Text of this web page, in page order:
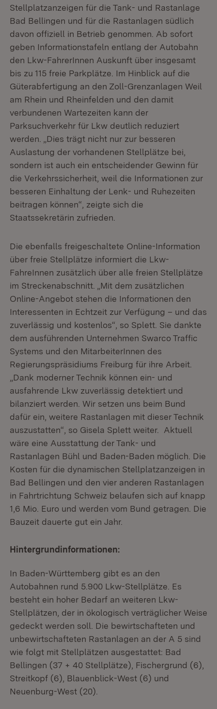
Stellplatzanzeigen für die Tank- und Rastanlage
Bad Bellingen und für die Rastanlagen südlich
davon offiziell in Betrieb genommen. Ab sofort
geben Informationstafeln entlang der Autobahn
den Lkw-FahrerInnen Auskunft über insgesamt
bis zu 115 freie Parkplätze. Im Hinblick auf die
Güterabfertigung an den Zoll-Grenzanlagen Weil
am Rhein und Rheinfelden und den damit
verbundenen Wartezeiten kann der
Parksuchverkehr für Lkw deutlich reduziert
werden. „Dies trägt nicht nur zur besseren
Auslastung der vorhandenen Stellplätze bei,
sondern ist auch ein entscheidender Gewinn für
die Verkehrssicherheit, weil die Informationen zur
besseren Einhaltung der Lenk- und Ruhezeiten
beitragen können“, zeigte sich die
Staatssekretärin zufrieden.
Die ebenfalls freigeschaltete Online-Information
über freie Stellplätze informiert die Lkw-
FahreInnen zusätzlich über alle freien Stellplätze
im Streckenabschnitt. „Mit dem zusätzlichen
Online-Angebot stehen die Informationen den
Interessenten in Echtzeit zur Verfügung – und das
zuverlässig und kostenlos“, so Splett. Sie dankte
dem ausführenden Unternehmen Swarco Traffic
Systems und den MitarbeiterInnen des
Regierungspräsidiums Freiburg für ihre Arbeit.
„Dank moderner Technik können ein- und
ausfahrende Lkw zuverlässig detektiert und
bilanziert werden. Wir setzen uns beim Bund
dafür ein, weitere Rastanlagen mit dieser Technik
auszustatten“, so Gisela Splett weiter. Aktuell
wäre eine Ausstattung der Tank- und
Rastanlagen Bühl und Baden-Baden möglich. Die
Kosten für die dynamischen Stellplatzanzeigen in
Bad Bellingen und den vier anderen Rastanlagen
in Fahrtrichtung Schweiz belaufen sich auf knapp
1,6 Mio. Euro und werden vom Bund getragen. Die
Bauzeit dauerte gut ein Jahr.
Hintergrundinformationen:
In Baden-Württemberg gibt es an den
Autobahnen rund 5.900 Lkw-Stellplätze. Es
besteht ein hoher Bedarf an weiteren Lkw-
Stellplätzen, der in ökologisch verträglicher Weise
gedeckt werden soll. Die bewirtschafteten und
unbewirtschafteten Rastanlagen an der A 5 sind
wie folgt mit Stellplätzen ausgestattet: Bad
Bellingen (37 + 40 Stellplätze), Fischergrund (6),
Streitkopf (6), Blauenblick-West (6) und
Neuenburg-West (20).